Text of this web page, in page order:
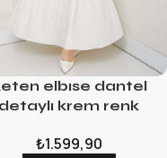
elbıse dantel
detaylı krem renk
₺1.599,90